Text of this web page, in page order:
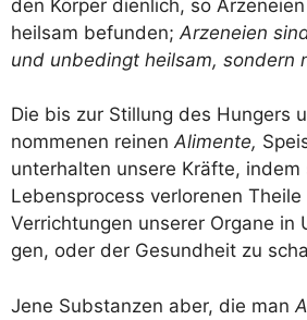
den Kör­per dien­lich, so
heil­sam befun­den; Arze­n­ei­en
und unbe­dingt heil­sam, son­dern
Die bis zur Stil­lung des Hun­gers
nom­me­nen rei­nenAli­men­te,
unter­hal­ten unse­re Kräf­te,
Lebens­pro­cess ver­lo­re­nen
Ver­rich­tun­gen unse­rer Orga­ne
gen, oder der Gesund­heit zu
Jene Sub­stan­zen aber, die man